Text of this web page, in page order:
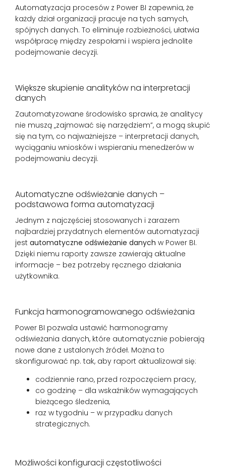
Automatyzacja procesów z Power BI zapewnia, że
każdy dział organizacji pracuje na tych samych,
spójnych danych. To eliminuje rozbieżności, ułatwia
współpracę między zespołami i wspiera jednolite
podejmowanie decyzji.
Większe skupienie analityków na interpretacji
danych
Zautomatyzowane środowisko sprawia, że analitycy
nie muszą „zajmować się narzędziem”, a mogą skupić
się na tym, co najważniejsze – interpretacji danych,
wyciąganiu wniosków i wspieraniu menedżerów w
podejmowaniu decyzji.
Automatyczne odświeżanie danych –
podstawowa forma automatyzacji
Jednym z najczęściej stosowanych i zarazem
najbardziej przydatnych elementów automatyzacji
jest automatyczne odświeżanie danych w Power BI.
Dzięki niemu raporty zawsze zawierają aktualne
informacje – bez potrzeby ręcznego działania
użytkownika.
Funkcja harmonogramowanego odświeżania
Power BI pozwala ustawić harmonogramy
odświeżania danych, które automatycznie pobierają
nowe dane z ustalonych źródeł. Można to
skonfigurować np. tak, aby raport aktualizował się:
codziennie rano, przed rozpoczęciem pracy,
co godzinę – dla wskaźników wymagających
bieżącego śledzenia,
raz w tygodniu – w przypadku danych
strategicznych.
Możliwości konfiguracji częstotliwości